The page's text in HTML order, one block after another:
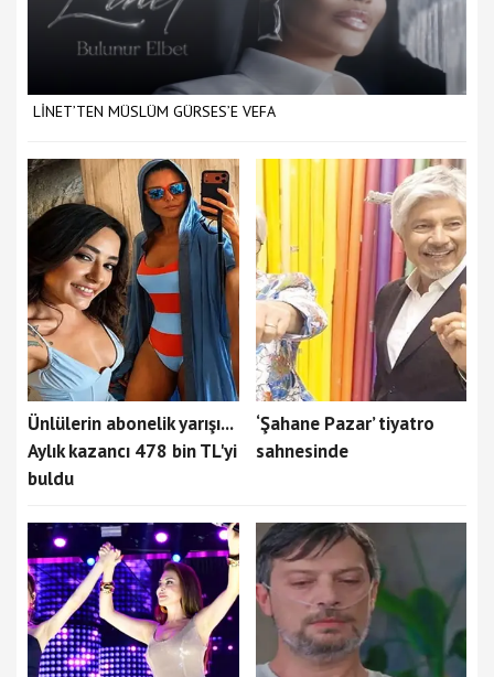
LİNET’TEN MÜSLÜM GÜRSES’E VEFA
Ünlülerin abonelik yarışı...
Aylık kazancı 478 bin TL'yi
buldu
‘Şahane Pazar’ tiyatro
sahnesinde